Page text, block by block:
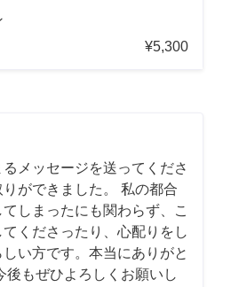
¥5,300
メッセージを送ってくださ
ができました。 私の都合
しまったにも関わらず、こ
くださったり、心配りをし
い方です。本当にありがと
後もぜひよろしくお願いし